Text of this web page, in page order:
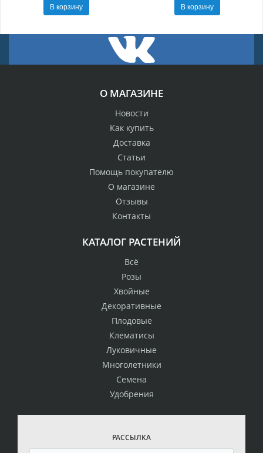
В корзину
В корзину
О МАГАЗИНЕ
Новости
Как купить
Доставка
Статьи
Помощь покупателю
О магазине
Отзывы
Контакты
КАТАЛОГ РАСТЕНИЙ
Всё
Розы
Хвойные
Декоративные
Плодовые
Клематисы
Луковичные
Многолетники
Семена
Удобрения
РАССЫЛКА